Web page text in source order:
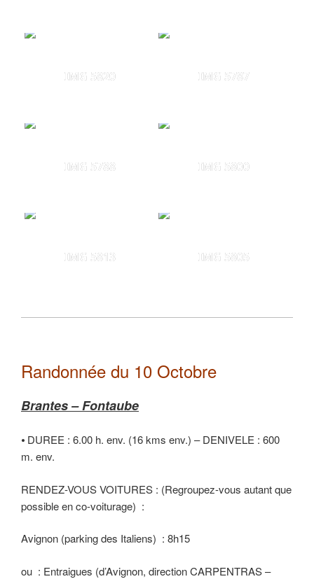
IMG 5820 IMG 5787
IMG 5788 IMG 5800
IMG 5813 IMG 5805
Randonnée du 10 Octobre
Brantes – Fontaube
⦁ DUREE : 6.00 h. env. (16 kms env.) – DENIVELE : 600
m. env.
RENDEZ-VOUS VOITURES : (Regroupez-vous autant que
possible en co-voiturage) :
Avignon (parking des Italiens) : 8h15
ou : Entraigues (d’Avignon, direction CARPENTRAS –